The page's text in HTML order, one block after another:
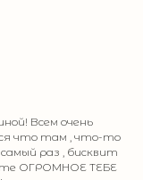
Всем очень
что там , что-то
раз , бисквит
ОГРОМНОЕ ТЕБЕ